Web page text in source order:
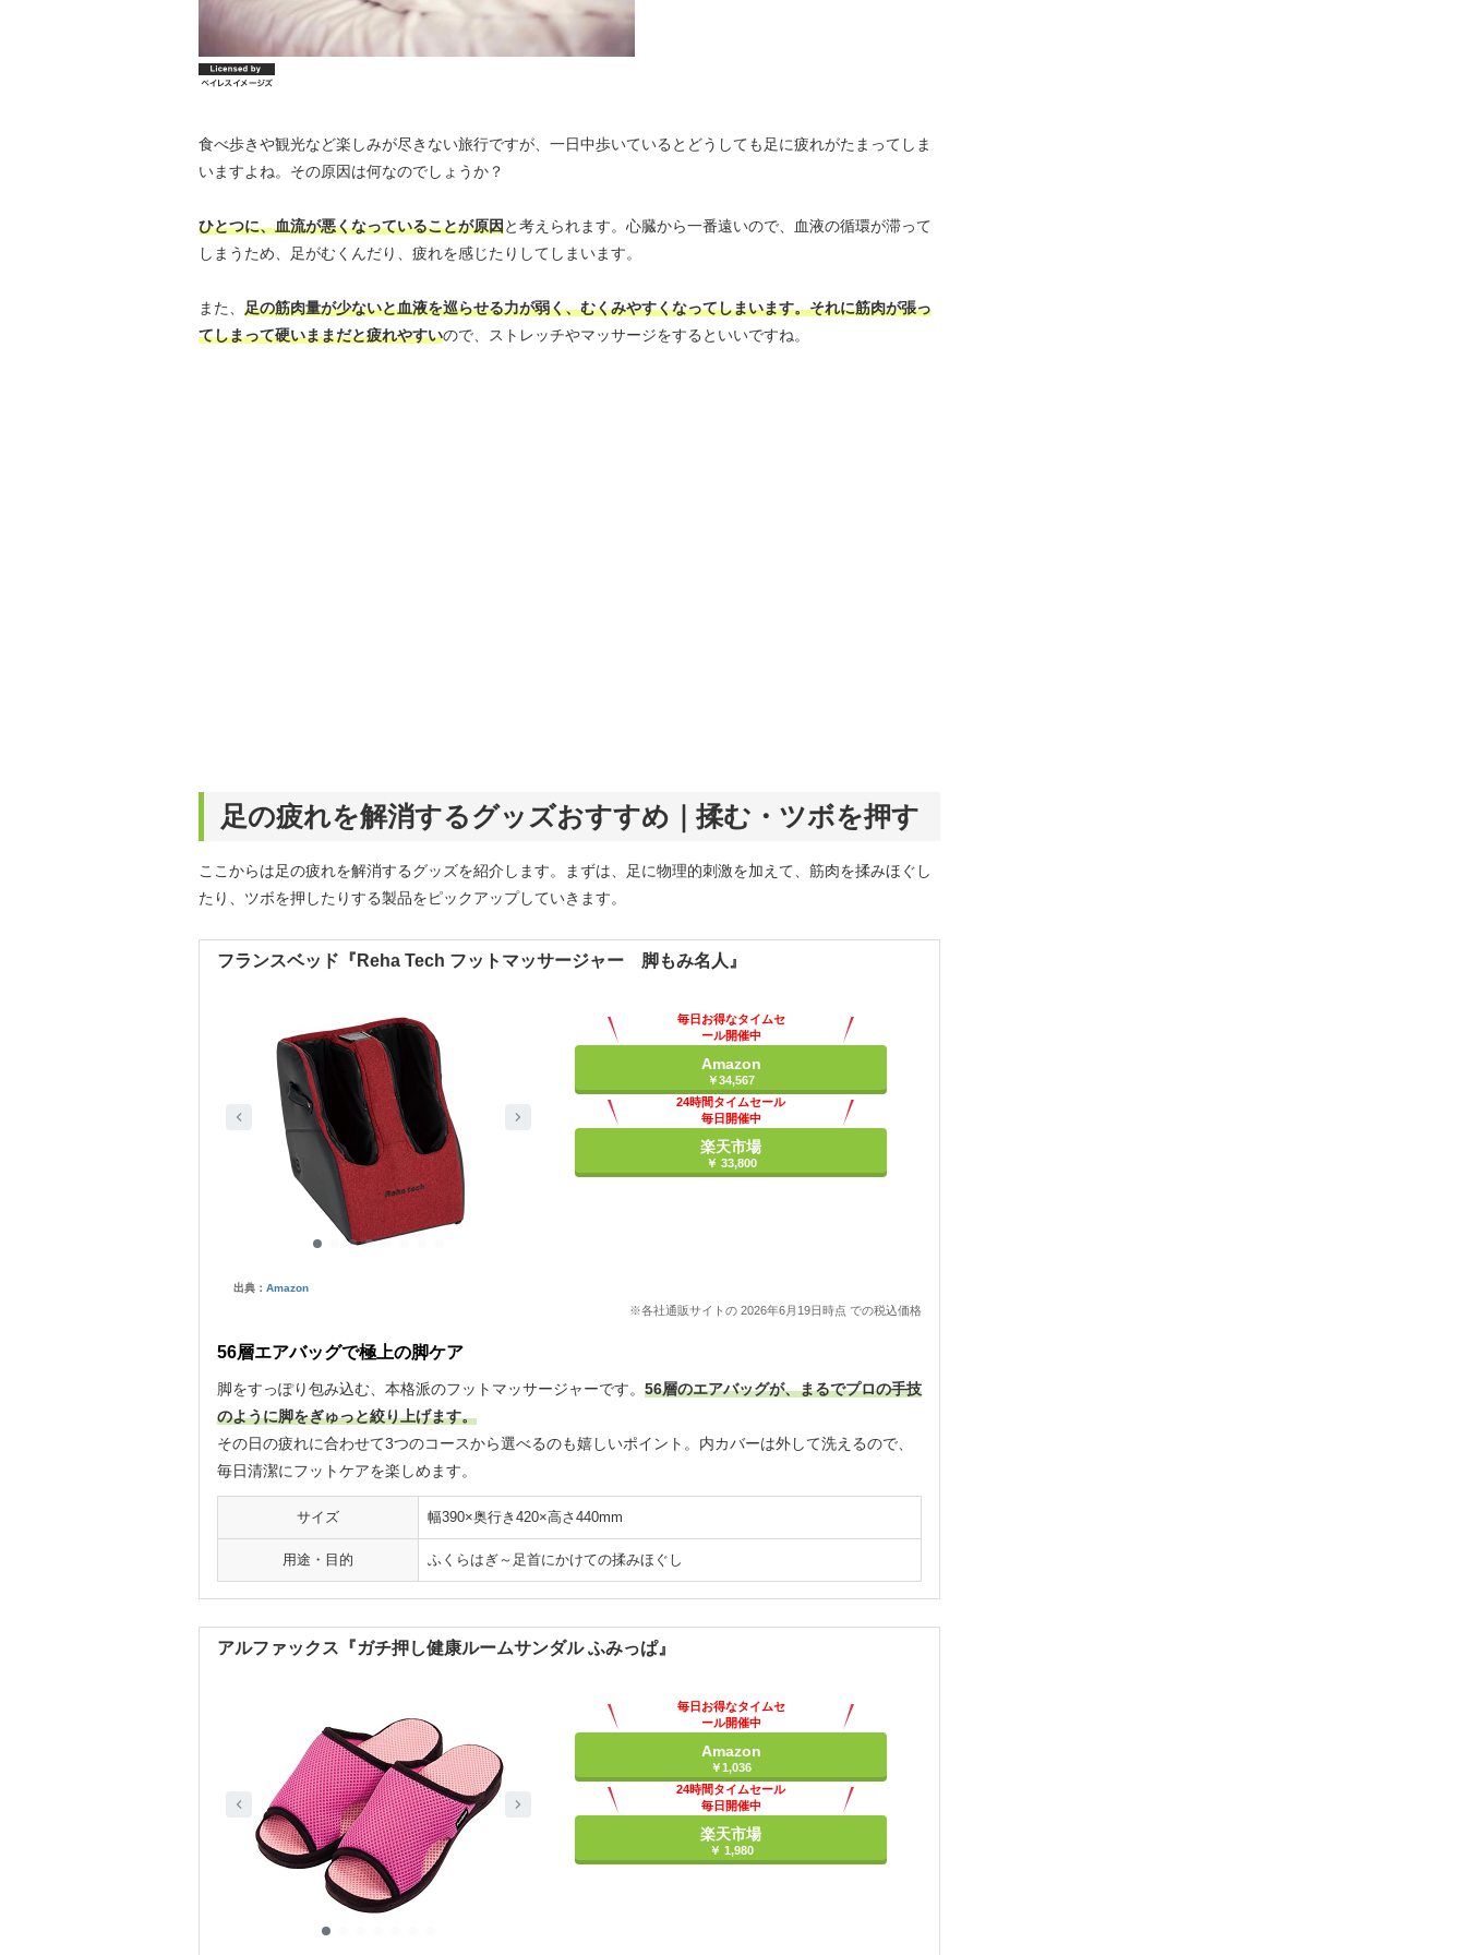
食べ歩きや観光など楽しみが尽きない旅行ですが、一日中歩いているとどうしても足に疲れがたまってしま
いますよね。その原因は何なのでしょうか？
ひとつに、血流が悪くなっていることが原因と考えられます。心臓から一番遠いので、血液の循環が滞って
しまうため、足がむくんだり、疲れを感じたりしてしまいます。
また、 足の筋肉量が少ないと血液を巡らせる力が弱く、むくみやすくなってしまいます。それに筋肉が張っ
てしまって硬いままだと疲れやすいので、ストレッチやマッサージをするといいですね。
足の疲れを解消するグッズおすすめ｜揉む・ツボを押す
ここからは足の疲れを解消するグッズを紹介します。まずは、足に物理的刺激を加えて、筋肉を揉みほぐし
たり、ツボを押したりする製品をピックアップしていきます。
フランスベッド『Reha Tech フットマッサージャー 脚もみ名人』
出典： Amazon
毎日お得なタイムセ
ール開催中
Amazon
￥34,567
24時間タイムセール
毎日開催中
楽天市場
￥ 33,800
※各社通販サイトの 2026年6月19日時点 での税込価格
56層エアバッグで極上の脚ケア
脚をすっぽり包み込む、本格派のフットマッサージャーです。 56層のエアバッグが、まるでプロの手技
のように脚をぎゅっと絞り上げます。
その日の疲れに合わせて3つのコースから選べるのも嬉しいポイント。内カバーは外して洗えるので、
毎日清潔にフットケアを楽しめます。
サイズ 幅390×奥行き420×高さ440mm
用途・目的 ふくらはぎ～足首にかけての揉みほぐし
アルファックス『ガチ押し健康ルームサンダル ふみっぱ』
毎日お得なタイムセ
ール開催中
Amazon
￥1,036
24時間タイムセール
毎日開催中
楽天市場
￥ 1,980